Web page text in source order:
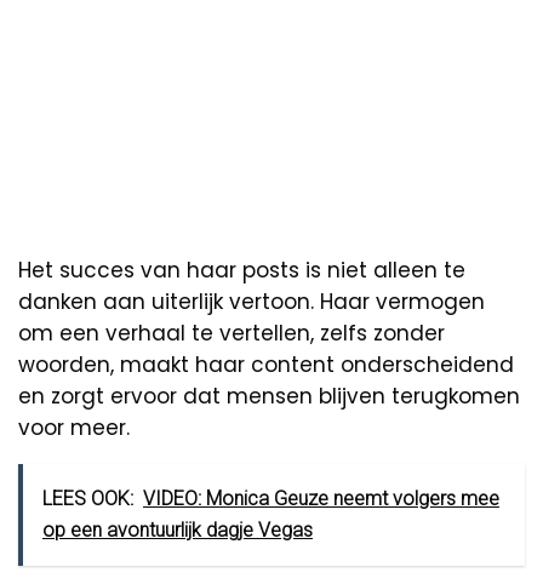
Het succes van haar posts is niet alleen te
danken aan uiterlijk vertoon. Haar vermogen
om een verhaal te vertellen, zelfs zonder
woorden, maakt haar content onderscheidend
en zorgt ervoor dat mensen blijven terugkomen
voor meer.
LEES OOK: VIDEO: Monica Geuze neemt volgers mee
op een avontuurlijk dagje Vegas